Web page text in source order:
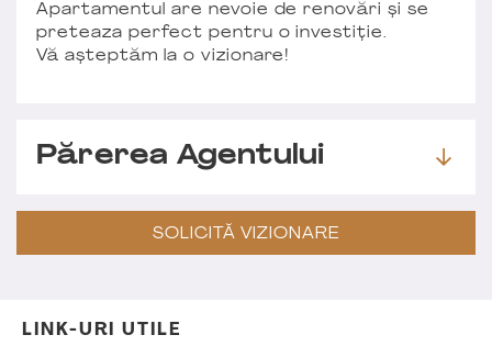
Apartamentul are nevoie de renovări și se
preteaza perfect pentru o investiție.
Vă așteptăm la o vizionare!
Părerea Agentului
SOLICITĂ VIZIONARE
LINK-URI UTILE